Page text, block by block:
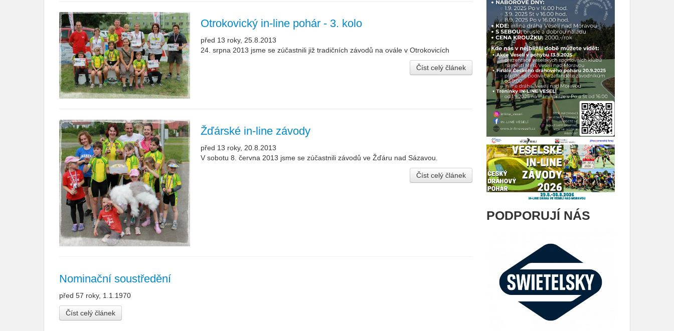
Otrokovický in-line pohár - 3. kolo
před 13 roky, 25.8.2013
24. srpna 2013 jsme se zúčastnili již tradičních závodů na ovále v Otrokovicích
Číst celý článek
Žďárské in-line závody
před 13 roky, 20.8.2013
V sobotu 8. června 2013 jsme se zúčastnili závodů ve Žďáru nad Sázavou.
Číst celý článek
Nominační soustředění
před 57 roky, 1.1.1970
Číst celý článek
PODPORUJÍ NÁS